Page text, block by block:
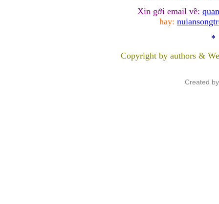
Xin gởi email về:
hay:
*
Copyright by authors &
Created